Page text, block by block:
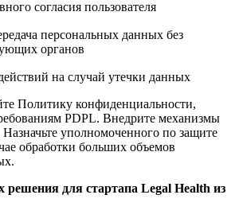
согласия пользователя
персональных данных без
органов
на случай утечки данных
Политику конфиденциальности,
PDPL. Внедрите механизмы
Назначьте уполномоченного по защите
обработки больших объемов
решения для стартапа Legal Health из